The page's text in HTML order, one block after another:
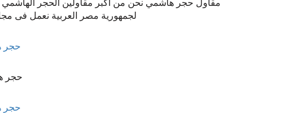
مقاول حجر هاشمي نحن من اكبر مقاولين الحجر الهاشمي
لجمهورية مصر العربية نعمل فى
حجر
حجر
حجر